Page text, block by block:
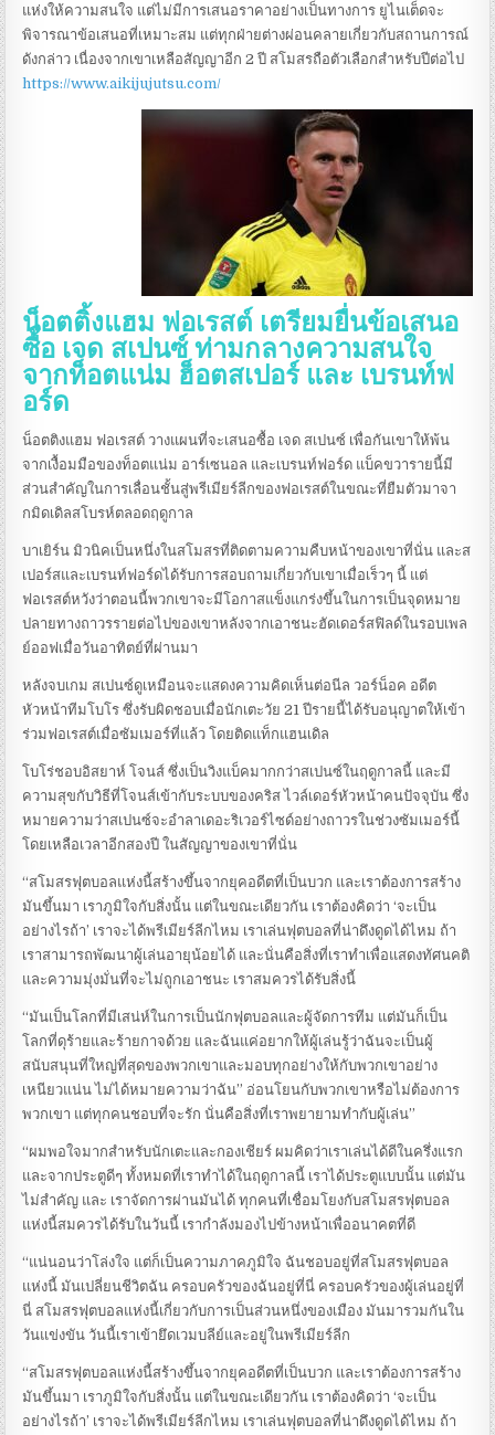
แห่งให้ความสนใจ แต่ไม่มีการเสนอราคาอย่างเป็นทางการ ยูไนเต็ดจะ
พิจารณาข้อเสนอที่เหมาะสม แต่ทุกฝ่ายต่างผ่อนคลายเกี่ยวกับสถานการณ์
ดังกล่าว เนื่องจากเขาเหลือสัญญาอีก 2 ปี สโมสรถือตัวเลือกสำหรับปีต่อไป
https://www.aikijujutsu.com/
น็อตติ้งแฮม ฟอเรสต์ เตรียมยื่นข้อเสนอ
ซื้อ เจด สเปนซ์ ท่ามกลางความสนใจ
จากท็อตแน่ม ฮ็อตสเปอร์ และ เบรนท์ฟ
อร์ด
น็อตติงแฮม ฟอเรสต์ วางแผนที่จะเสนอซื้อ เจด สเปนซ์ เพื่อกันเขาให้พ้น
จากเงื้อมมือของท็อตแน่ม อาร์เซนอล และเบรนท์ฟอร์ด แบ็คขวารายนี้มี
ส่วนสำคัญในการเลื่อนชั้นสู่พรีเมียร์ลีกของฟอเรสต์ในขณะที่ยืมตัวมาจา
กมิดเดิลสโบรห์ตลอดฤดูกาล
บาเยิร์น มิวนิคเป็นหนึ่งในสโมสรที่ติดตามความคืบหน้าของเขาที่นั่น และส
เปอร์สและเบรนท์ฟอร์ดได้รับการสอบถามเกี่ยวกับเขาเมื่อเร็วๆ นี้ แต่
ฟอเรสต์หวังว่าตอนนี้พวกเขาจะมีโอกาสแข็งแกร่งขึ้นในการเป็นจุดหมาย
ปลายทางถาวรรายต่อไปของเขาหลังจากเอาชนะฮัดเดอร์สฟิลด์ในรอบเพล
ย์ออฟเมื่อวันอาทิตย์ที่ผ่านมา
หลังจบเกม สเปนซ์ดูเหมือนจะแสดงความคิดเห็นต่อนีล วอร์น็อค อดีต
หัวหน้าทีมโบโร ซึ่งรับผิดชอบเมื่อนักเตะวัย 21 ปีรายนี้ได้รับอนุญาตให้เข้า
ร่วมฟอเรสต์เมื่อซัมเมอร์ที่แล้ว โดยติดแท็กแฮนเดิล
โบโร่ชอบอิสยาห์ โจนส์ ซึ่งเป็นวิงแบ็คมากกว่าสเปนซ์ในฤดูกาลนี้ และมี
ความสุขกับวิธีที่โจนส์เข้ากับระบบของคริส ไวล์เดอร์หัวหน้าคนปัจจุบัน ซึ่ง
หมายความว่าสเปนซ์จะอำลาเดอะริเวอร์ไซด์อย่างถาวรในช่วงซัมเมอร์นี้
โดยเหลือเวลาอีกสองปี ในสัญญาของเขาที่นั่น
“สโมสรฟุตบอลแห่งนี้สร้างขึ้นจากยุคอดีตที่เป็นบวก และเราต้องการสร้าง
มันขึ้นมา เราภูมิใจกับสิ่งนั้น แต่ในขณะเดียวกัน เราต้องคิดว่า ‘จะเป็น
อย่างไรถ้า’ เราจะได้พรีเมียร์ลีกไหม เราเล่นฟุตบอลที่น่าดึงดูดได้ไหม ถ้า
เราสามารถพัฒนาผู้เล่นอายุน้อยได้ และนั่นคือสิ่งที่เราทำเพื่อแสดงทัศนคติ
และความมุ่งมั่นที่จะไม่ถูกเอาชนะ เราสมควรได้รับสิ่งนี้
“มันเป็นโลกที่มีเสน่ห์ในการเป็นนักฟุตบอลและผู้จัดการทีม แต่มันก็เป็น
โลกที่ดุร้ายและร้ายกาจด้วย และฉันแค่อยากให้ผู้เล่นรู้ว่าฉันจะเป็นผู้
สนับสนุนที่ใหญ่ที่สุดของพวกเขาและมอบทุกอย่างให้กับพวกเขาอย่าง
เหนียวแน่น ไม่ได้หมายความว่าฉัน” อ่อนโยนกับพวกเขาหรือไม่ต้องการ
พวกเขา แต่ทุกคนชอบที่จะรัก นั่นคือสิ่งที่เราพยายามทำกับผู้เล่น”
“ผมพอใจมากสำหรับนักเตะและกองเชียร์ ผมคิดว่าเราเล่นได้ดีในครึ่งแรก
และจากประตูดีๆ ทั้งหมดที่เราทำได้ในฤดูกาลนี้ เราได้ประตูแบบนั้น แต่มัน
ไม่สำคัญ และ เราจัดการผ่านมันได้ ทุกคนที่เชื่อมโยงกับสโมสรฟุตบอล
แห่งนี้สมควรได้รับในวันนี้ เรากำลังมองไปข้างหน้าเพื่ออนาคตที่ดี
“แน่นอนว่าโล่งใจ แต่ก็เป็นความภาคภูมิใจ ฉันชอบอยู่ที่สโมสรฟุตบอล
แห่งนี้ มันเปลี่ยนชีวิตฉัน ครอบครัวของฉันอยู่ที่นี่ ครอบครัวของผู้เล่นอยู่ที่
นี่ สโมสรฟุตบอลแห่งนี้เกี่ยวกับการเป็นส่วนหนึ่งของเมือง มันมารวมกันใน
วันแข่งขัน วันนี้เราเข้ายึดเวมบลีย์และอยู่ในพรีเมียร์ลีก
“สโมสรฟุตบอลแห่งนี้สร้างขึ้นจากยุคอดีตที่เป็นบวก และเราต้องการสร้าง
มันขึ้นมา เราภูมิใจกับสิ่งนั้น แต่ในขณะเดียวกัน เราต้องคิดว่า ‘จะเป็น
อย่างไรถ้า’ เราจะได้พรีเมียร์ลีกไหม เราเล่นฟุตบอลที่น่าดึงดูดได้ไหม ถ้า